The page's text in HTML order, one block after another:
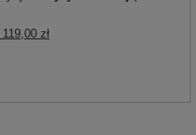
119,00 zł